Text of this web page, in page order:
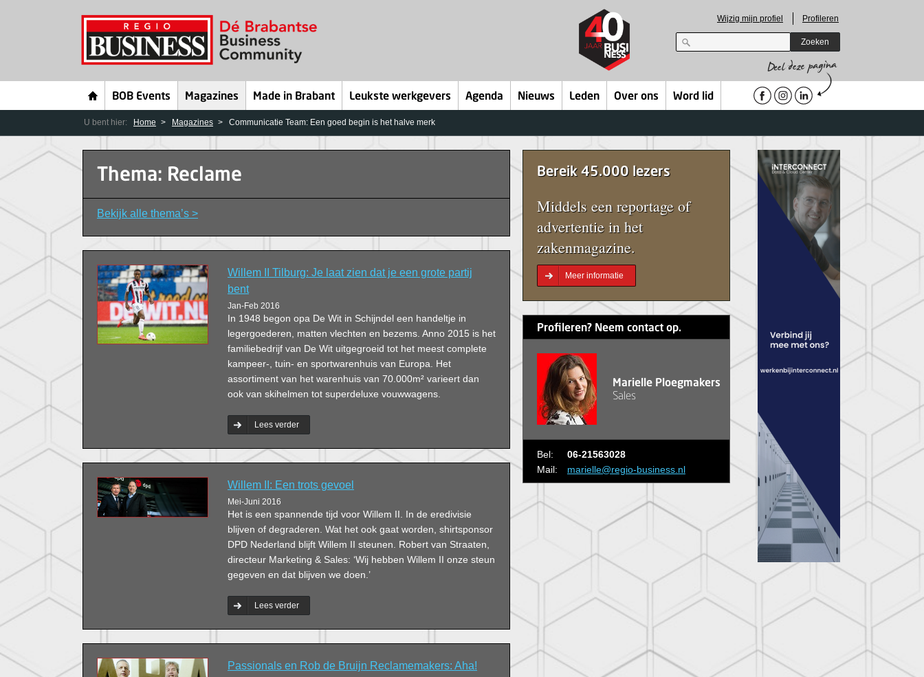
Wijzig mijn profiel Profileren
Zoeken
BOB Events Magazines Made in Brabant Leukste werkgevers Agenda Nieuws Leden Over ons Word lid
U bent hier: Home Magazines Communicatie Team: Een goed begin is het halve merk
Thema: Reclame
Bekijk alle thema’s >
Willem II Tilburg: Je laat zien dat je een grote partij
bent
Jan-Feb 2016
In 1948 begon opa De Wit in Schijndel een handeltje in
legergoederen, matten vlechten en bezems. Anno 2015 is het
familiebedrijf van De Wit uitgegroeid tot het meest complete
kampeer-, tuin- en sportwarenhuis van Europa. Het
assortiment van het warenhuis van 70.000m² varieert dan
ook van skihelmen tot superdeluxe vouwwagens.
Lees verder
Willem II: Een trots gevoel
Mei-Juni 2016
Het is een spannende tijd voor Willem II. In de eredivisie
blijven of degraderen. Wat het ook gaat worden, shirtsponsor
DPD Nederland blijft Willem II steunen. Robert van Straaten,
directeur Marketing & Sales: ‘Wij hebben Willem II onze steun
gegeven en dat blijven we doen.’
Lees verder
Passionals en Rob de Bruijn Reclamemakers: Aha!
Bereik 45.000 lezers
Middels een reportage of
advertentie in het
zakenmagazine.
Meer informatie
Profileren? Neem contact op.
Marielle Ploegmakers
Sales
Bel:
06-21563028
Mail:
marielle@regio-business.nl